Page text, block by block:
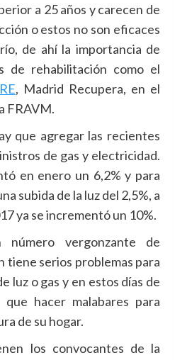
a 25 años y carecen de
o estos no son eficaces
de ahí la importancia de
de rehabilitación como el
, Madrid Recupera, en el
FRAVM.
que agregar las recientes
de gas y electricidad.
en enero un 6,2% y para
subida de la luz del 2,5%, a
ya se incrementó un 10%.
número vergonzante de
tiene serios problemas para
luz o gas y en estos días de
hacer malabares para
de su hogar.
los convocantes de la